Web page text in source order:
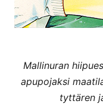
Mallinuran
apupojaksi
tyttären